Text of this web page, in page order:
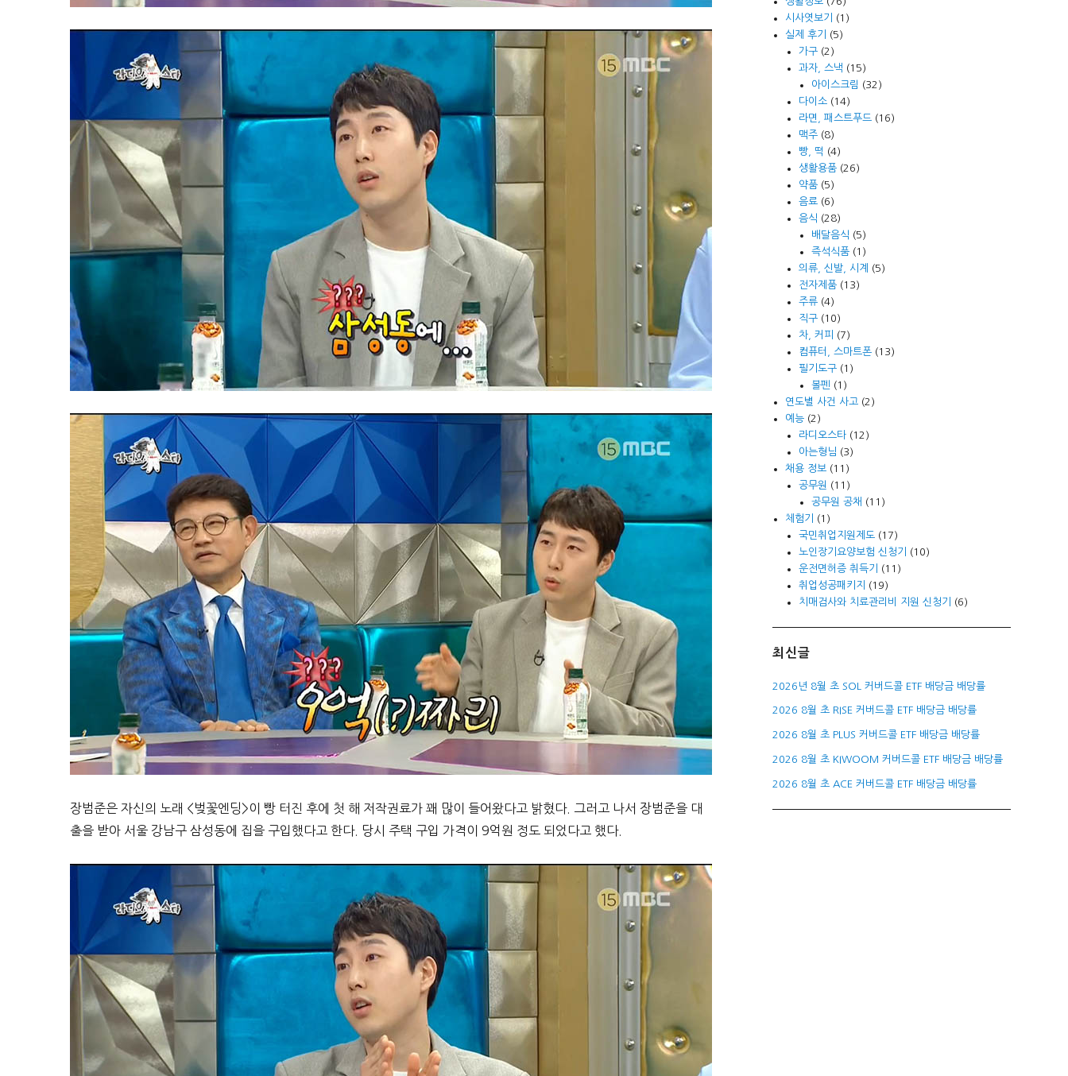
장범준은 자신의 노래 <벚꽃엔딩>이 빵 터진 후에 첫 해 저작권료가 꽤 많이 들어왔다고 밝혔다. 그러고 나서 장범준을 대
출을 받아 서울 강남구 삼성동에 집을 구입했다고 한다. 당시 주택 구입 가격이 9억원 정도 되었다고 했다.
시사엿보기
(1)
실제 후기
(5)
가구(2)
과자, 스낵 (15)
아이스크림 (32)
다이소(14)
라면, 패스트푸드(16)
맥주(8)
빵, 떡 (4)
생활용품(26)
약품(5)
음료(6)
음식 (28)
배달음식 (5)
즉석식품(1)
의류, 신발, 시계
(5)
전자제품(13)
주류(4)
직구(10)
차, 커피
(7)
컴퓨터, 스마트폰(13)
필기도구(1)
볼펜 (1)
연도별 사건 사고 (2)
예능 (2)
라디오스타(12)
아는형님 (3)
채용 정보 (11)
공무원
(11)
공무원 공채 (11)
체험기
(1)
국민취업지원제도(17)
노인장기요양보험 신청기
(10)
운전면허증 취득기
(11)
취업성공패키지
(19)
치매검사와 치료관리비 지원 신청기
(6)
최신글
2026년 8월 초 SOL 커버드콜 ETF 배당금 배당률
2026 8월 초 RISE 커버드콜 ETF 배당금 배당률
2026 8월 초 PLUS 커버드콜 ETF 배당금 배당률
2026 8월 초 KIWOOM 커버드콜 ETF 배당금 배당률
2026 8월 초 ACE 커버드콜 ETF 배당금 배당률